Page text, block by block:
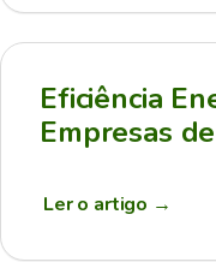
Eficiência
Empresas
Ler o artigo →